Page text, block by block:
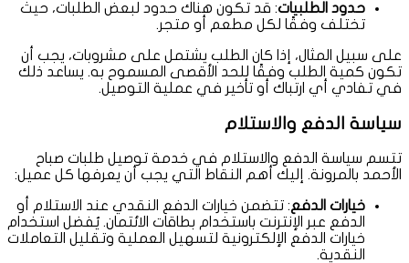
حدود الطلبيات: قد تكون هناك حدود لبعض الطلبات، حيث
تختلف وفقًا لكل مطعم أو متجر.
على سبيل المثال، إذا كان الطلب يشتمل على مشروبات، يجب أن
تكون كمية الطلب وفقًا للحد الأقصى المسموح به. يساعد ذلك
في تفادي أي ارتباك أو تأخير في عملية التوصيل.
سياسة الدفع والاستلام
تتسم سياسة الدفع والاستلام في خدمة توصيل طلبات صباح
الأحمد بالمرونة. إليك أهم النقاط التي يجب أن يعرفها كل عميل:
خيارات الدفع: تتضمن خيارات الدفع النقدي عند الاستلام أو
الدفع عبر الإنترنت باستخدام بطاقات الائتمان. يُفضل استخدام
خيارات الدفع الإلكترونية لتسهيل العملية وتقليل التعاملات
النقدية.